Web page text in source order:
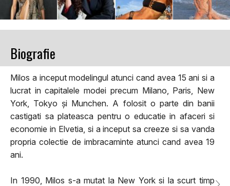
Biografie
Milos a inceput modelingul atunci cand avea 15 ani si a
lucrat in capitalele modei precum Milano, Paris, New
York, Tokyo și Munchen. A folosit o parte din banii
castigati sa plateasca pentru o educatie in afaceri si
economie in Elvetia, si a inceput sa creeze si sa vanda
propria colectie de imbracaminte atunci cand avea 19
ani.
In 1990, Milos s-a mutat la New York si la scurt timp